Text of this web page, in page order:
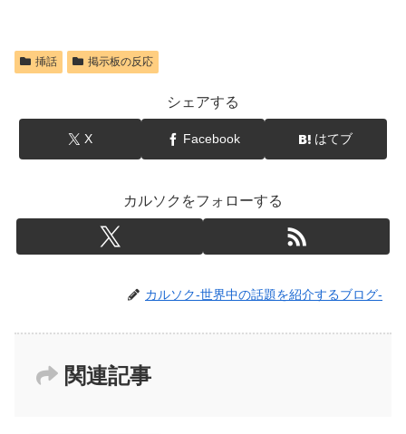
挿話 掲示板の反応
シェアする
X Facebook はてブ
カルソクをフォローする
カルソク-世界中の話題を紹介するブログ-
関連記事